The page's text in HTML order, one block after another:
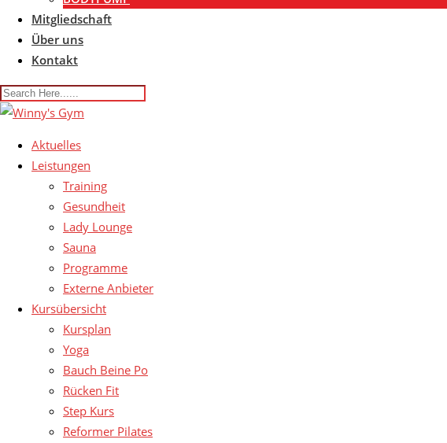
Mitgliedschaft
Über uns
Kontakt
Aktuelles
Leistungen
Training
Gesundheit
Lady Lounge
Sauna
Programme
Externe Anbieter
Kursübersicht
Kursplan
Yoga
Bauch Beine Po
Rücken Fit
Step Kurs
Reformer Pilates